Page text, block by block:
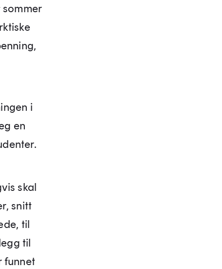
i
en
skal
snitt
til
til
funnet